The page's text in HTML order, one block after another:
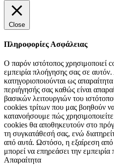
Close
Πληροφορίες Ασφάλειας
Ο παρόν ιστότοπος χρησιμοποιεί
εμπειρία πλοήγησης σας σε
κατηγοριοποιούνται ως
περιήγησής σας καθώς είναι
βασικών λειτουργιών του
cookies τρίτων που μας βοηθούν
κατανοήσουμε πώς
cookies θα αποθηκευτούν στο
τη συγκατάθεσή σας, ενώ
από αυτά. Ωστόσο, η εξαίρεση
μπορεί να επηρεάσει την εμπειρία
Απαραίτητα